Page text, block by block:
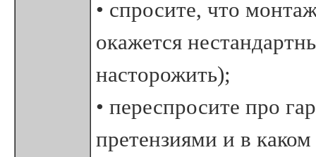
• спросите, что
окажется
насторожить);
• переспросите про
претензиями и в